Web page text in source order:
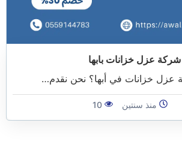
شركة عزل خزانات بابها
خزانات في أبها؟ نحن نقدم…
منذ سنتين